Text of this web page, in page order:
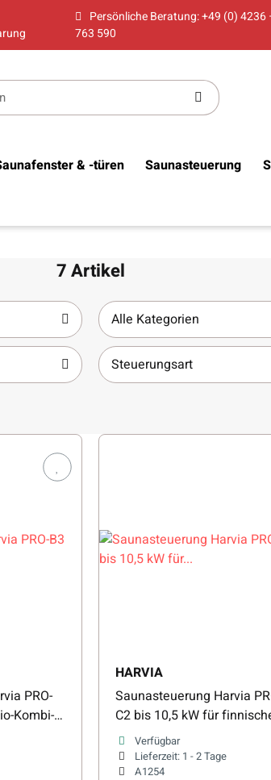
Persönliche Beratung: +49 (0) 4236
763 590
& -türen Saunasteuerung
7 Artikel
Alle Kategorien
Steuerungsart
PRO-
Kombi-
HARVIA
Saunasteuerung Harvia
C2 bis 10,5 kW für
Saunaöfen
Verfügbar
Lieferzeit: 1 - 2 Tage
A1254